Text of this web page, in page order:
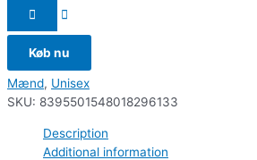
Køb nu
Mænd, Unisex
SKU: 8395501548018296133
Description
Additional information